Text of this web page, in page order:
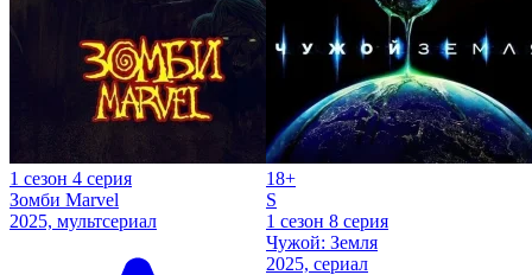
1 сезон 4 серия
Зомби Marvel
2025, мультсериал
18+
S
1 сезон 8 серия
Чужой: Земля
2025, сериал